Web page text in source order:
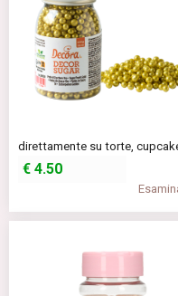
direttamente su torte,
€ 4.50